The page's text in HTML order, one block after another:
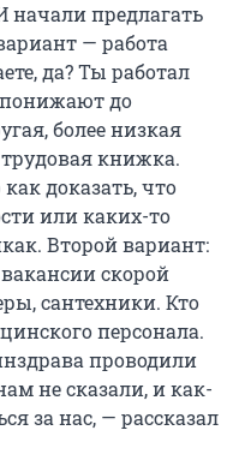
начали предлагать
— работа
да? Ты работал
понижают до
более низкая
книжка.
доказать, что
или каких-то
Второй вариант:
скорой
сантехники. Кто
персонала.
проводили
не сказали, и как-
за нас, — рассказал